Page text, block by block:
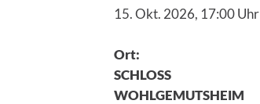
15. Okt. 2026, 17:00 Uhr
Ort:
SCHLOSS
WOHLGEMUTSHEIM